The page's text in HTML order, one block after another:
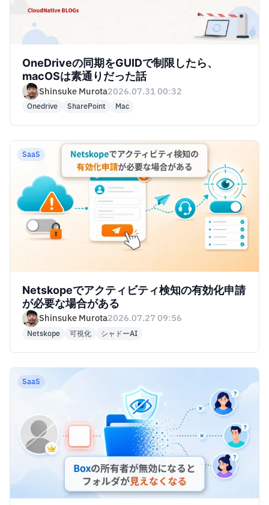
OneDriveの同期をGUIDで制限したら、
macOSは素通りだった話
Shinsuke Murota2026.07.31 00:32
Onedrive SharePoint Mac
SaaS
Netskopeでアクティビティ検知の有効化申請
が必要な場合がある
Shinsuke Murota2026.07.27 09:56
Netskope 可視化 シャドーAI
SaaS